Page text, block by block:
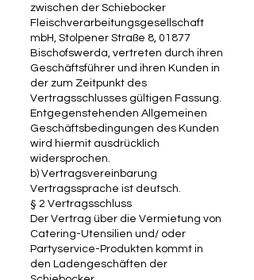
zwischen der Schiebocker
Fleischverarbeitungsgesellschaft
mbH, Stolpener Straße 8, 01877
Bischofswerda, vertreten durch ihren
Geschäftsführer und ihren Kunden in
der zum Zeitpunkt des
Vertragsschlusses gültigen Fassung.
Entgegenstehenden Allgemeinen
Geschäftsbedingungen des Kunden
wird hiermit ausdrücklich
widersprochen.
b) Vertragsvereinbarung
Vertragssprache ist deutsch.
§ 2 Vertragsschluss
Der Vertrag über die Vermietung von
Catering-Utensilien und/ oder
Partyservice-Produkten kommt in
den Ladengeschäften der